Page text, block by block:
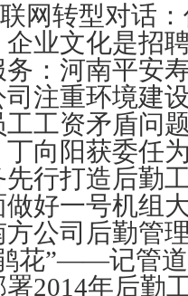
网转型对话
业文化是招
：河南平安
注重环境建
工资矛盾问
向阳获委任
行打造后勤
好一号机组
公司后勤管
花”——记管
2014年后勤